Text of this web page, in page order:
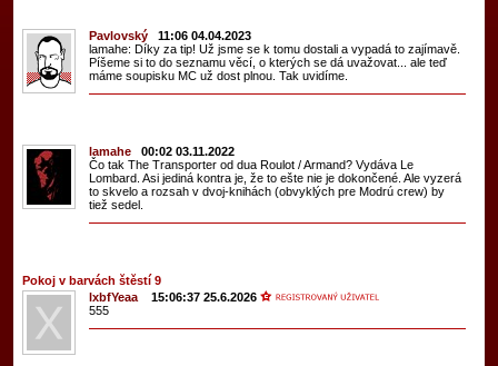
Pavlovský
11:06 04.04.2023
lamahe: Díky za tip! Už jsme se k tomu dostali a vypadá to zajímavě.
Píšeme si to do seznamu věcí, o kterých se dá uvažovat... ale teď
máme soupisku MC už dost plnou. Tak uvidíme.
lamahe
00:02 03.11.2022
Čo tak The Transporter od dua Roulot / Armand? Vydáva Le
Lombard. Asi jediná kontra je, že to ešte nie je dokončené. Ale vyzerá
to skvelo a rozsah v dvoj-knihách (obvyklých pre Modrú crew) by
tiež sedel.
Pokoj v barvách štěstí 9
lxbfYeaa
15:06:37 25.6.2026
555